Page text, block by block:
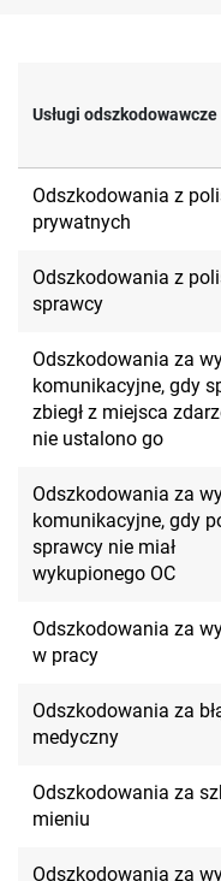
Usługi odszkodowawcze
Odszkodowania z
prywatnych
Odszkodowania z
sprawcy
Odszkodowania za
komunikacyjne, gdy
zbiegł z miejsca
nie ustalono go
Odszkodowania za
komunikacyjne, gdy
sprawcy nie miał
wykupionego OC
Odszkodowania za
w pracy
Odszkodowania za
medyczny
Odszkodowania za
mieniu
Odszkodowania za